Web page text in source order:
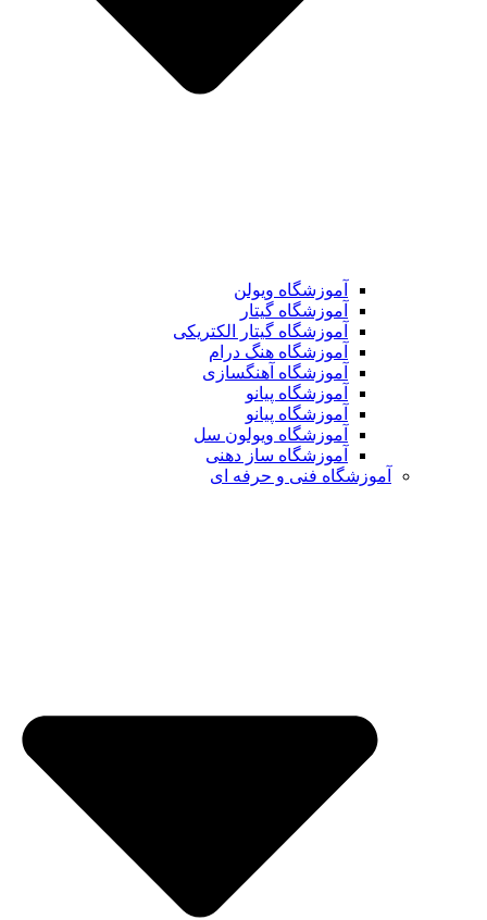
آموزشگاه ویولن
آموزشگاه گیتار
آموزشگاه گیتار الکتریکی
آموزشگاه هنگ درام
آموزشگاه آهنگسازی
آموزشگاه پیانو
آموزشگاه پیانو
آموزشگاه ویولون سل
آموزشگاه ساز دهنی
آموزشگاه فنی و حرفه ای